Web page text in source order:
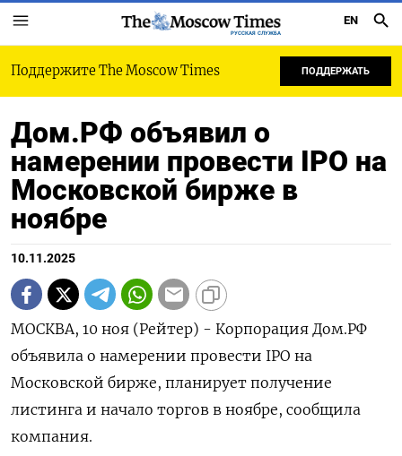
РУССКАЯ СЛУЖБА
EN
Поддержите The Moscow Times ПОДДЕРЖАТЬ
Дом.РФ объявил о
намерении провести IPO на
Московской бирже в
ноябре
10.11.2025
МОСКВА, 10 ноя (Рейтер) - Корпорация Дом.РФ
объявила о намерении провести IPO на
Московской бирже, планирует получение
листинга и начало торгов в ноябре, сообщила
компания.